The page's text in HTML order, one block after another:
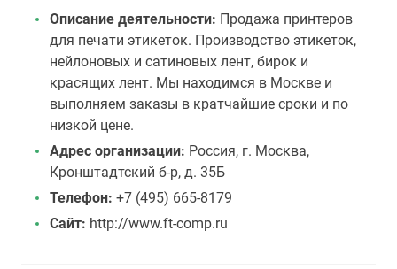
Описание деятельности: Продажа принтеров
для печати этикеток. Производство этикеток,
нейлоновых и сатиновых лент, бирок и
красящих лент. Мы находимся в Москве и
выполняем заказы в кратчайшие сроки и по
низкой цене.
Адрес организации: Россия, г. Москва,
Кронштадтский б-р, д. 35Б
Телефон: +7 (495) 665-8179
Сайт: http://www.ft-comp.ru